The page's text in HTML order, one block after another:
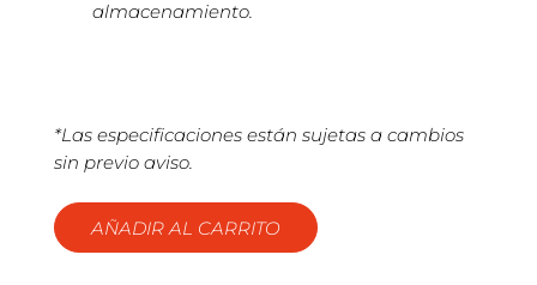
almacenamiento.
*Las especificaciones están sujetas a cambios
sin previo aviso.
AÑADIR AL CARRITO